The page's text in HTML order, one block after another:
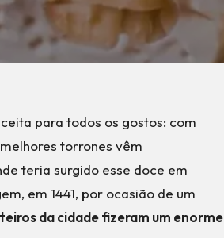
para todos os gostos: com
torrones vêm
teria surgido esse doce em
em 1441, por ocasião de um
da cidade fizeram um enorme